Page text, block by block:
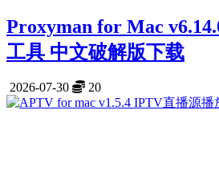
Proxyman for Mac
工具 中文破解版下载
2026-07-30 20